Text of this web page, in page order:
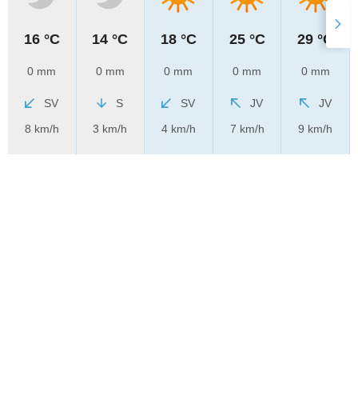
16 °C
0 mm
SV
8 km/h
14 °C
0 mm
S
3 km/h
18 °C
0 mm
SV
4 km/h
25 °C
0 mm
JV
7 km/h
29 °C
0 mm
JV
9 km/h